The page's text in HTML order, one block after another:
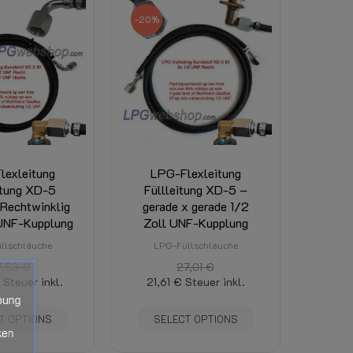
ist dort sichtbar. (Abhängig von Gesamtgewich
XD-5
Kupplung
€
Steuer inkl.
OPTIONS
-20%
LPG-Flexleitung
Füllleitung XD-5 –
gerade x gerade 1/2
Zoll UNF-Kupplung
LPG-Füllschläuche
27,01 €
21,61 € Steuer inkl.
SELECT OPTIONS